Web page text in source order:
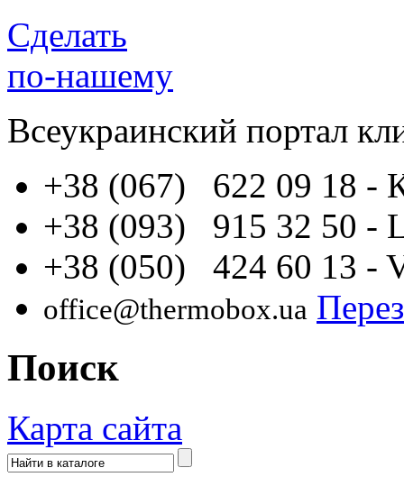
Сделать
по-нашему
Всеукраинский портал
+38 (067) 622 09 18 -
+38 (093) 915 32 50 -
+38 (050) 424 60 13 -
office@thermobox.ua
Поиск
Карта сайта